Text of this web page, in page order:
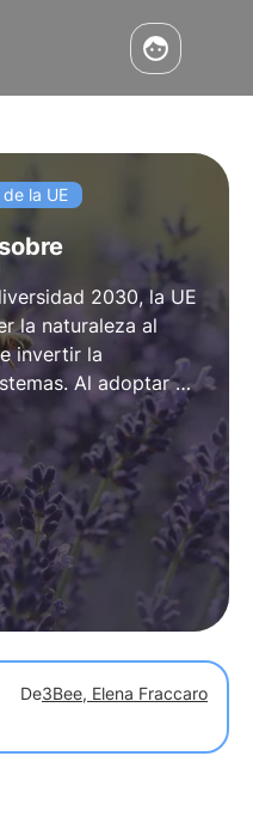
la UE
2030, la UE
la naturaleza al
invertir la
Al adoptar un
ayudar a
el bienestar de
De3Bee, Elena Fraccaro